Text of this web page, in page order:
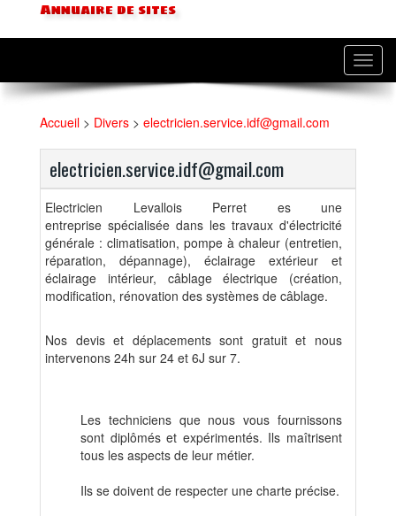
Annuaire de sites
Accueil > Divers > electricien.service.idf@gmail.com
electricien.service.idf@gmail.com
Electricien Levallois Perret es une
entreprise spécialisée dans les travaux d'électricité
générale : climatisation, pompe à chaleur (entretien,
réparation, dépannage), éclairage extérieur et
éclairage intérieur, câblage électrique (création,
modification, rénovation des systèmes de câblage.
Nos devis et déplacements sont gratuit et nous
intervenons 24h sur 24 et 6J sur 7.
Les techniciens que nous vous fournissons
sont diplômés et expérimentés. Ils maîtrisent
tous les aspects de leur métier.
Ils se doivent de respecter une charte précise.